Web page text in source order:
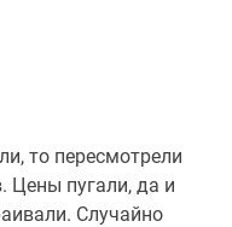
то пересмотрели
Цены пугали, да и
Случайно